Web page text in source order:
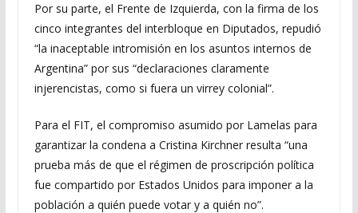
Por su parte, el Frente de Izquierda, con la firma de los
cinco integrantes del interbloque en Diputados, repudió
“la inaceptable intromisión en los asuntos internos de
Argentina” por sus “declaraciones claramente
injerencistas, como si fuera un virrey colonial”.
Para el FIT, el compromiso asumido por Lamelas para
garantizar la condena a Cristina Kirchner resulta “una
prueba más de que el régimen de proscripción política
fue compartido por Estados Unidos para imponer a la
población a quién puede votar y a quién no”.